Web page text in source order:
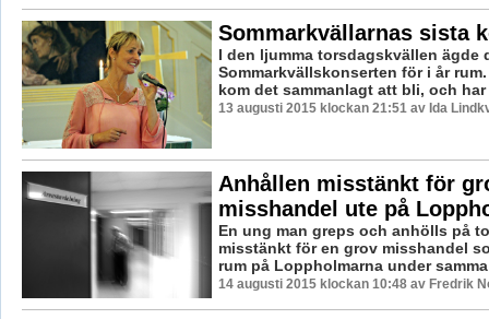
Sommarkvällarnas sista
I den ljumma torsdagskvällen ägde
Sommarkvällskonserten för i år
kom det sammanlagt att bli, och
13 augusti 2015 klockan 21:51 av Ida
Anhållen misstänkt för
misshandel ute på
En ung man greps och anhölls på
misstänkt för en grov misshandel
rum på Loppholmarna under
14 augusti 2015 klockan 10:48 av Fredrik